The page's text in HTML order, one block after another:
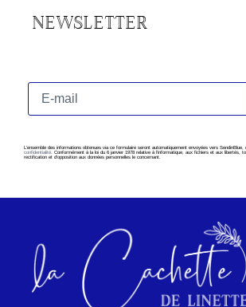
NEWSLETTER
L’ensemble des informations obtenues via ce formulaire seront automatiquement envoyées vers SendinBlue,
confidentialité . Conformément à la loi du 6 janvier 1978 relative à l’informatique, aux fichiers et aux libertés,
rectification et d’opposition aux données personnelles le concernant.